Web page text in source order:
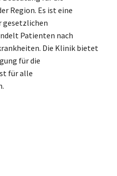
Region. Es ist eine
gesetzlichen
Patienten nach
Die Klinik bietet
für die
für alle